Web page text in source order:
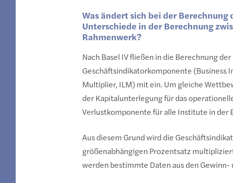
Was ändert sich bei der
Unterschiede in der Berechnung
Rahmenwerk?
Nach Basel IV fließen in die Berechnung
Geschäftsindikatorkomponente (Business
Multiplier, ILM) mit ein. Um gleiche
der Kapitalunterlegung für das
Verlustkomponente für alle Institute in der
Aus diesem Grund wird die
größenabhängigen Prozentsatz
werden bestimmte Daten aus den